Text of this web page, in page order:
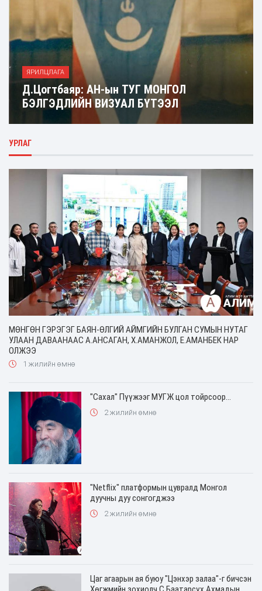
ЯРИЛЦЛАГА
Д.Цогтбаяр: АН-ын ТУГ МОНГОЛ
БЭЛГЭДЛИЙН ВИЗУАЛ БҮТЭЭЛ
УРЛАГ
МӨНГӨН ГЭРЭГЭГ БАЯН-ӨЛГИЙ АЙМГИЙН БУЛГАН СУМЫН НУТАГ
УЛААН ДАВААНААС А.АНСАГАН, Х.АМАНЖОЛ, Е.АМАНБЕК НАР
ОЛЖЭЭ
1 жилийн өмнө
"Сахал" Пүүжээг МУГЖ цол тойрсоор...
2 жилийн өмнө
"Netflix" платформын цувралд Монгол
дуучны дуу сонгогджээ
2 жилийн өмнө
Цаг агаарын ая буюу "Цэнхэр залаа"-г бичсэн